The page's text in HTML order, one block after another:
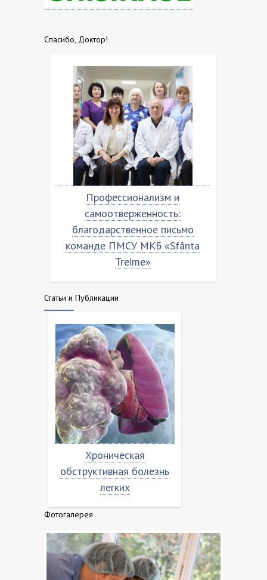
Спасибо, Доктор!
Профессионализм и
самоотверженность:
благодарственное письмо
команде ПМСУ МКБ «Sfânta
Treime»
Статьи и Публикации
Хроническая
обструктивная болезнь
легких
Фотогалерея